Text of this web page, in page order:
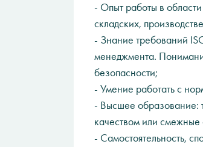
- Опыт работы в
складских,
- Знание требований
менеджмента.
безопасности;
- Умение работать с
- Высшее образование:
качеством или смежные
- Самостоятельность,